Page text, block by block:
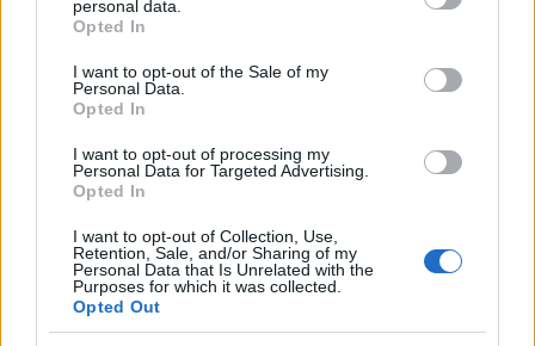
grant or deny consent to Google and its third-party tags to
use your data for below specified purposes in below Google
consent section.
personal data.
Opted In
I want to opt-out of the Sale of my
Personal Data.
Opted In
I want to opt-out of processing my
Personal Data for Targeted Advertising.
Opted In
I want to opt-out of Collection, Use,
Retention, Sale, and/or Sharing of my
Personal Data that Is Unrelated with the
Purposes for which it was collected.
Opted Out